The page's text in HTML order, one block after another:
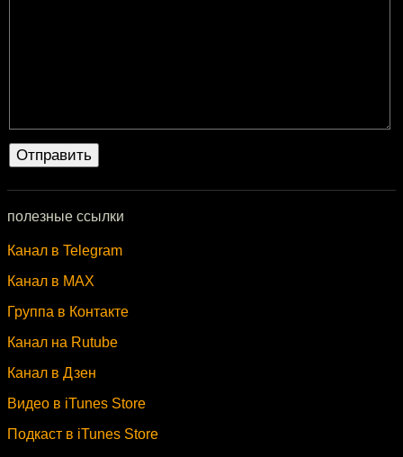
полезные ссылки
Канал в Telegram
Канал в MAX
Группа в Контакте
Канал на Rutube
Канал в Дзен
Видео в iTunes Store
Подкаст в iTunes Store